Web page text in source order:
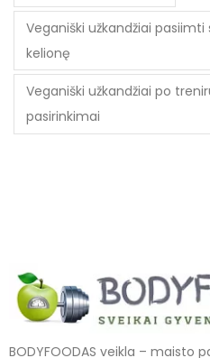
Veganiški užkandžiai
kelionę
Veganiški užkandžiai po
pasirinkimai
BODYFOODAS veikla – maisto